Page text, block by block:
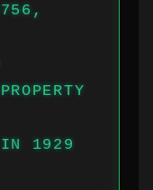
IN 1929